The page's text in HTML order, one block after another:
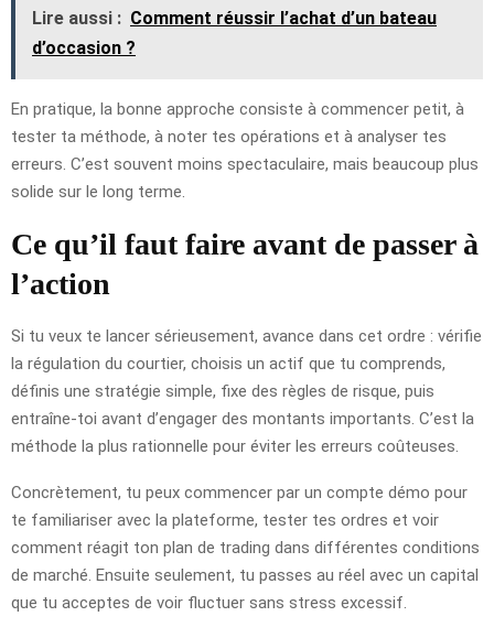
Lire aussi : Comment réussir l’achat d’un bateau
d’occasion ?
En pratique, la bonne approche consiste à commencer petit, à
tester ta méthode, à noter tes opérations et à analyser tes
erreurs. C’est souvent moins spectaculaire, mais beaucoup plus
solide sur le long terme.
Ce qu’il faut faire avant de passer à
l’action
Si tu veux te lancer sérieusement, avance dans cet ordre : vérifie
la régulation du courtier, choisis un actif que tu comprends,
définis une stratégie simple, fixe des règles de risque, puis
entraîne-toi avant d’engager des montants importants. C’est la
méthode la plus rationnelle pour éviter les erreurs coûteuses.
Concrètement, tu peux commencer par un compte démo pour
te familiariser avec la plateforme, tester tes ordres et voir
comment réagit ton plan de trading dans différentes conditions
de marché. Ensuite seulement, tu passes au réel avec un capital
que tu acceptes de voir fluctuer sans stress excessif.